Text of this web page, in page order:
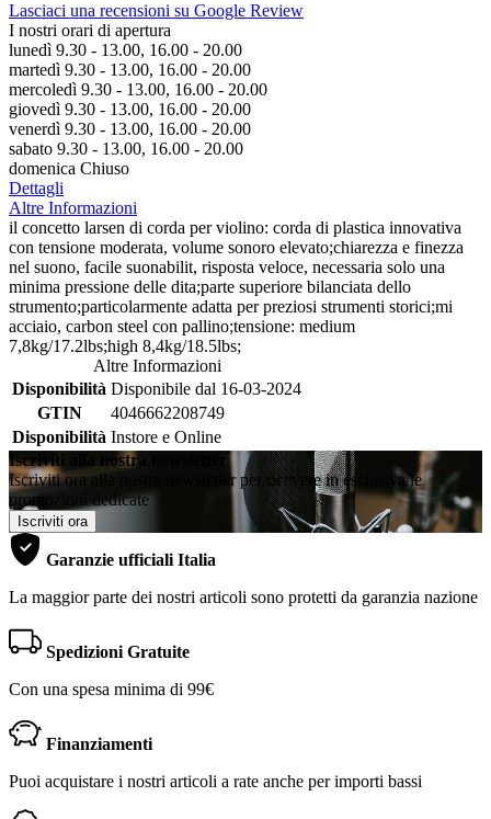
Lasciaci una recensioni su Google Review
I nostri orari di apertura
lunedì 9.30 - 13.00, 16.00 - 20.00
martedì 9.30 - 13.00, 16.00 - 20.00
mercoledì 9.30 - 13.00, 16.00 - 20.00
giovedì 9.30 - 13.00, 16.00 - 20.00
venerdì 9.30 - 13.00, 16.00 - 20.00
sabato 9.30 - 13.00, 16.00 - 20.00
domenica Chiuso
Dettagli
Altre Informazioni
il concetto larsen di corda per violino: corda di plastica innovativa
con tensione moderata, volume sonoro elevato;chiarezza e finezza
nel suono, facile suonabilit, risposta veloce, necessaria solo una
minima pressione delle dita;parte superiore bilanciata dello
strumento;particolarmente adatta per preziosi strumenti storici;mi
acciaio, carbon steel con pallino;tensione: medium
7,8kg/17.2lbs;high 8,4kg/18.5lbs;
Altre Informazioni
Disponibilità Disponibile dal 16-03-2024
GTIN
4046662208749
Disponibilità Instore e Online
Iscriviti alla nostra newsletter
Iscriviti ora alla nostra newsletter per ricevere in esclusiva le
promozioni dedicate
Iscriviti ora
Garanzie ufficiali Italia
La maggior parte dei nostri articoli sono protetti da garanzia nazione
Spedizioni Gratuite
Con una spesa minima di 99€
Finanziamenti
Puoi acquistare i nostri articoli a rate anche per importi bassi